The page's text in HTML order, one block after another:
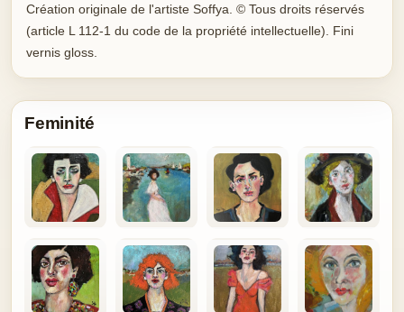
Création originale de l'artiste Soffya. © Tous droits réservés
(article L 112-1 du code de la propriété intellectuelle). Fini
vernis gloss.
Feminité